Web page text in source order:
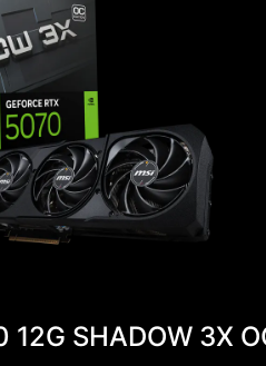
SHADOW 3X